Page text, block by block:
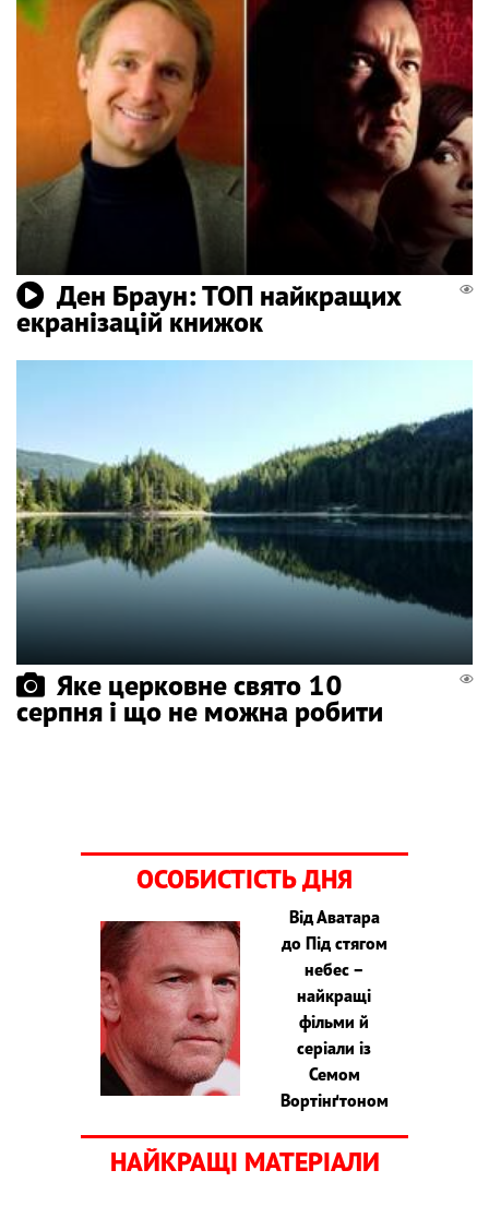
Ден Браун: ТОП найкращих
екранізацій книжок
Яке церковне свято 10
серпня і що не можна робити
ОСОБИСТІСТЬ ДНЯ
Від Аватара
до Під стягом
небес –
найкращі
фільми й
серіали із
Семом
Вортінґтоном
НАЙКРАЩІ МАТЕРІАЛИ